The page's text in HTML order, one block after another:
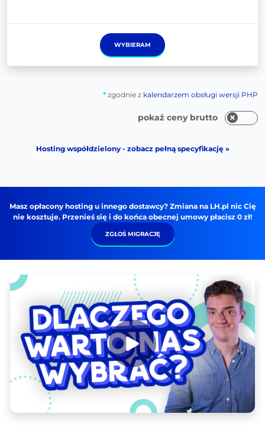
WYBIERAM
* zgodnie z kalendarzem obsługi wersji PHP
pokaż ceny brutto
Hosting współdzielony - zobacz pełną specyfikację »
Masz opłacony hosting u innego dostawcy? Zmiana na LH.pl nic Cię
nie kosztuje. Przenieś się i do końca obecnej umowy płacisz 0 zł!
ZGŁOŚ MIGRACJĘ